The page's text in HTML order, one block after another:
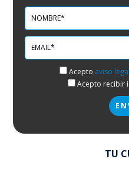
Acepto aviso legal
Acepto recibir
TU